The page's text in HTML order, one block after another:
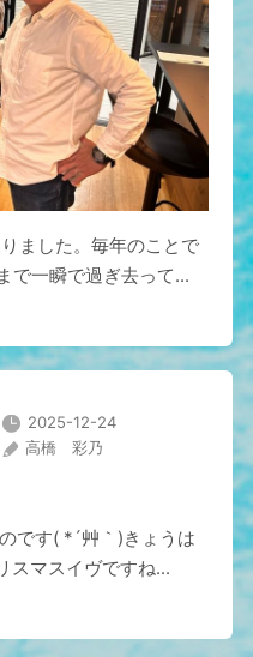
ました。毎年のことで
で一瞬で過ぎ去って...
2025-12-24
高橋 彩乃
です( *´艸｀)きょうは
スマスイヴですね...